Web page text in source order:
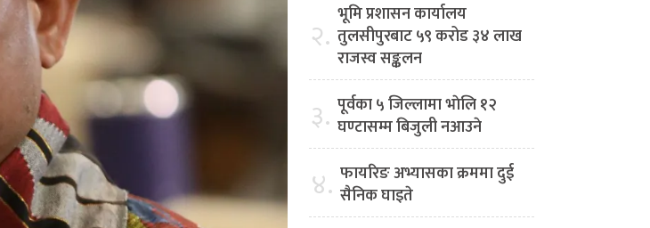
२. भूमि प्रशासन कार्यालय
तुलसीपुरबाट ५९ करोड ३४ लाख
राजस्व सङ्कलन
३. पूर्वका ५ जिल्लामा भाेलि १२
घण्टासम्म बिजुली नआउने
४. फायरिङ अभ्यासका क्रममा दुई
सैनिक घाइते